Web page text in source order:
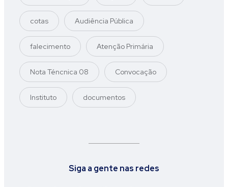
cotas Audiência Pública
falecimento Atenção Primária
Nota Téncnica 08 Convocação
Instituto documentos
Siga a gente nas redes